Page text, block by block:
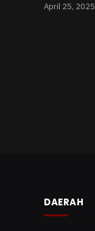
April 25, 2025
DAERAH